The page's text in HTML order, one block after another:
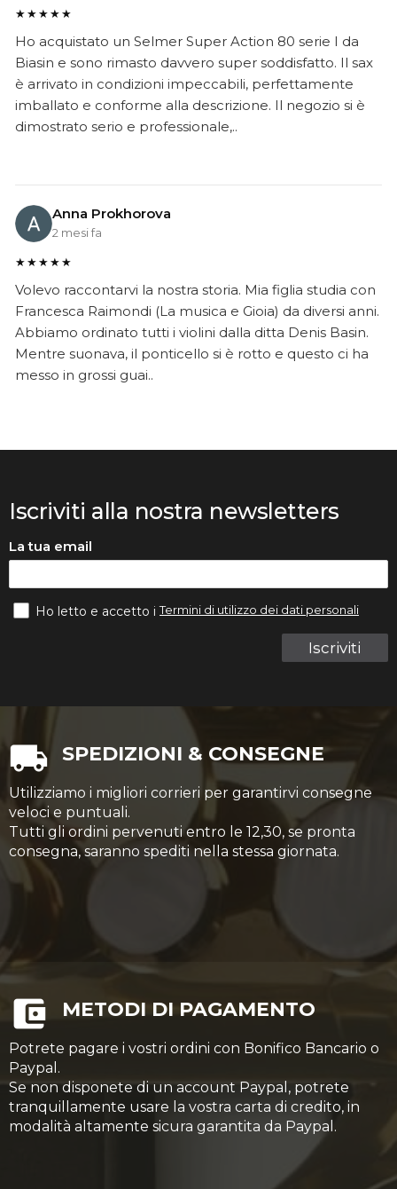
★★★★★
Ho acquistato un Selmer Super Action 80 serie I da
Biasin e sono rimasto davvero super soddisfatto. Il sax
è arrivato in condizioni impeccabili, perfettamente
imballato e conforme alla descrizione. Il negozio si è
dimostrato serio e professionale,..
Anna Prokhorova
2 mesi fa
★★★★★
Volevo raccontarvi la nostra storia. Mia figlia studia con
Francesca Raimondi (La musica e Gioia) da diversi anni.
Abbiamo ordinato tutti i violini dalla ditta Denis Basin.
Mentre suonava, il ponticello si è rotto e questo ci ha
messo in grossi guai..
Iscriviti alla nostra newsletters
La tua email
Iscriviti
Ho letto e accetto iTermini di utilizzo dei dati personali
SPEDIZIONI & CONSEGNE
Utilizziamo i migliori corrieri per garantirvi consegne
veloci e puntuali.
Tutti gli ordini pervenuti entro le 12,30, se pronta
consegna, saranno spediti nella stessa giornata.
METODI DI PAGAMENTO
Potrete pagare i vostri ordini con Bonifico Bancario o
Paypal.
Se non disponete di un account Paypal, potrete
tranquillamente usare la vostra carta di credito, in
modalità altamente sicura garantita da Paypal.